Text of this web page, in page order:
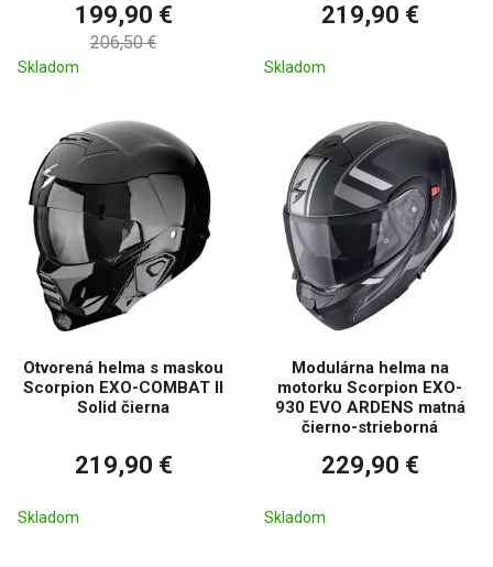
199,90 €
206,50 €
Skladom
219,90 €
Skladom
Otvorená helma s maskou
Scorpion EXO-COMBAT II
Solid čierna
219,90 €
Skladom
Modulárna helma na
motorku Scorpion EXO-
930 EVO ARDENS matná
čierno-strieborná
229,90 €
Skladom